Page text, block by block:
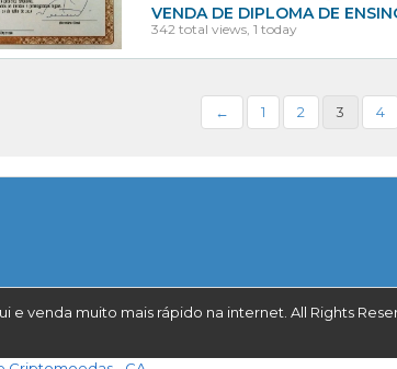
VENDA DE DIPLOMA DE
342 total views, 1 today
← 1 2 3 4
e venda muito mais rápido na internet. All Rights